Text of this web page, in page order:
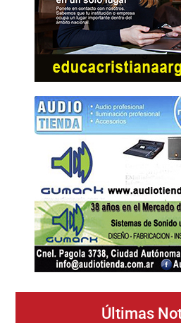
Últimas